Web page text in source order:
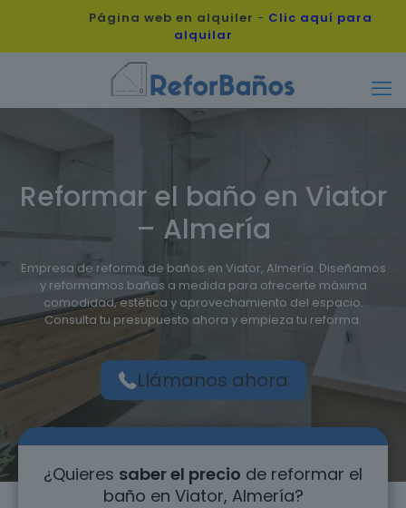
Página web en alquiler - Clic aquí para
alquilar
Reformar el baño en Viator
– Almería
Empresa de reforma de baños en Viator, Almería. Diseñamos
y reformamos baños a medida para ofrecerte máxima
comodidad, estética y aprovechamiento del espacio.
Consulta tu presupuesto ahora y empieza tu reforma.
Llámanos ahora
¿Quieres saber el precio de reformar el
baño en Viator, Almería?